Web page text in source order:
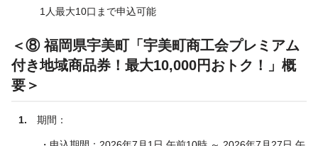
1人最大10口まで申込可能
＜⑧ 福岡県宇美町「宇美町商工会プレミアム
付き地域商品券！最大10,000円おトク！」概
要＞
1. 期間：